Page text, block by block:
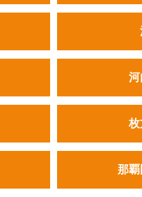
河
枚
那